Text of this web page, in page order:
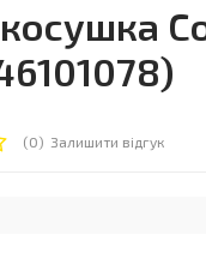
(0) Залишити відгук